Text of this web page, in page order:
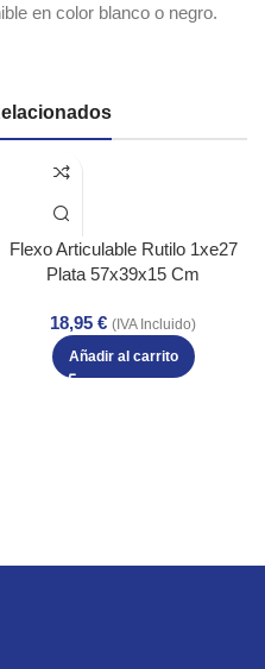
en color blanco o negro.
Flexo Articulable Rutilo 1xe27
Plata 57x39x15 Cm
18,95 € (IVA Incluido)
Añadir al carrito